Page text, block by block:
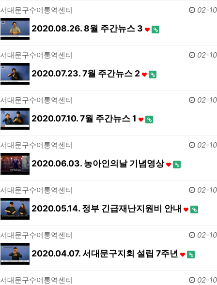
서대문구수어통역센터 02-10
2020.08.26. 8월 주간뉴스 3
서대문구수어통역센터 02-10
2020.07.23. 7월 주간뉴스 2
서대문구수어통역센터 02-10
2020.07.10. 7월 주간뉴스 1
서대문구수어통역센터 02-10
2020.06.03. 농아인의날 기념영상
서대문구수어통역센터 02-10
2020.05.14. 정부 긴급재난지원비 안내
서대문구수어통역센터 02-10
2020.04.07. 서대문구지회 설립 7주년
서대문구수어통역센터 02-10